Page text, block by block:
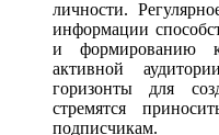
личности.
информации
и формированию
активной
горизонты для
стремятся
подписчикам.